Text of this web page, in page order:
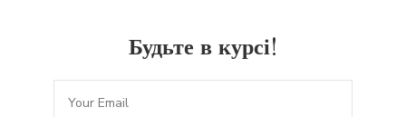
Будьте в курсі!